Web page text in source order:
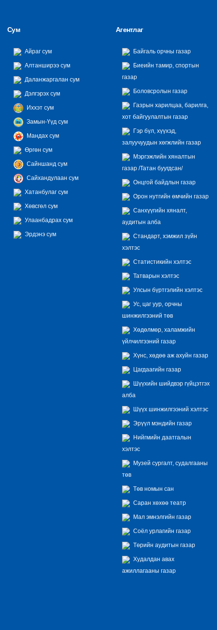
Сум
Айраг сум
Алтанширээ сум
Даланжаргалан сум
Дэлгэрэх сум
Иххэт сум
Замын-Үүд сум
Мандах сум
Өргөн сум
Сайншанд сум
Сайхандулаан сум
Хатанбулаг сум
Хөвсгөл сум
Улаанбадрах сум
Эрдэнэ сум
Агентлаг
Байгаль орчны газар
Биеийн тамир, спортын
газар
Боловсролын газар
Газрын харилцаа, барилга,
хот байгуулалтын газар
Гэр бүл, хүүхэд,
залуучуудын хөгжлийн газар
Мэргэжлийн хяналтын
газар /Татан буугдсан/
Онцгой байдлын газар
Орон нутгийн өмчийн газар
Санхүүгийн хяналт,
аудитын алба
Стандарт, хэмжил зүйн
хэлтэс
Статистикийн хэлтэс
Татварын хэлтэс
Улсын бүртгэлийн хэлтэс
Ус, цаг уур, орчны
шинжилгээний төв
Хөдөлмөр, халамжийн
үйлчилгээний газар
Хүнс, хөдөө аж ахуйн газар
Цагдаагийн газар
Шүүхийн шийдвэр гүйцэтгэх
алба
Шүүх шинжилгээний хэлтэс
Эрүүл мэндийн газар
Нийгмийн даатгалын
хэлтэс
Музей сургалт, судалгааны
төв
Төв номын сан
Саран хөхөө театр
Мал эмнэлгийн газар
Соёл урлагийн газар
Төрийн аудитын газар
Худалдан авах
ажиллагааны газар